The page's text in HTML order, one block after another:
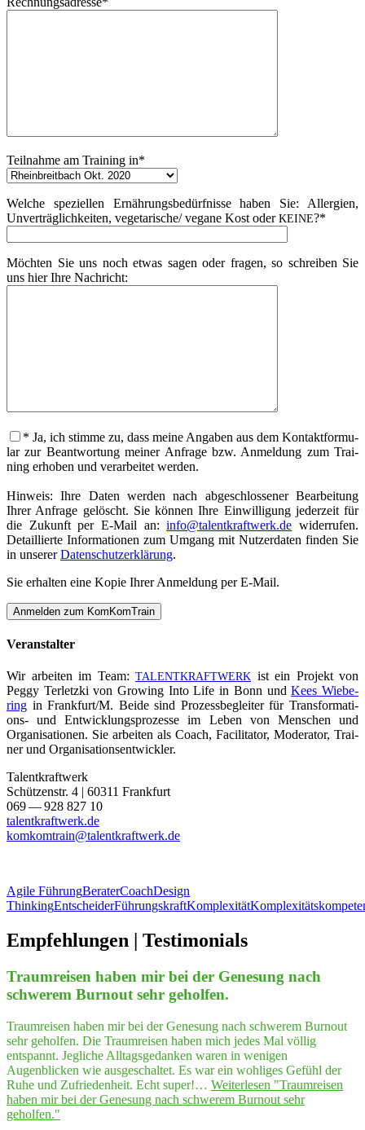
Teil­nah­me am Trai­ning in*
Wel­che spe­zi­el­len Ernäh­rungs­be­dürf­nis­se haben Sie: All­er­gien,
Unver­träg­lich­kei­ten, vegetarische/ vega­ne Kost oderKEINE?*
Möch­ten Sie uns noch etwas sagen oder fra­gen, so schrei­ben Sie
uns hier Ihre Nachricht:
* Ja, ich stim­me zu, dass mei­ne Anga­ben aus dem Kon­takt­for­mu­
lar zur Beant­wor­tung mei­ner Anfra­ge bzw. Anmel­dung zum Trai­
ning erho­ben und ver­ar­bei­tet wer­den.
Hin­weis: Ihre Daten wer­den nach abge­schlos­se­ner Bear­bei­tung
Ihrer Anfra­ge gelöscht. Sie kön­nen Ihre Ein­wil­li­gung jeder­zeit für
die Zukunft per E‑Mail an:info@talentkraftwerk.de wider­ru­fen.
Detail­lier­te Infor­ma­tio­nen zum Umgang mit Nut­zer­da­ten fin­den Sie
in unse­rerDaten­schutz­er­klä­rung.
Sie erhal­ten eine Kopie Ihrer Anmel­dung per E‑Mail.
Ver­an­stal­ter
Wir arbei­ten im Team: TALENTKRAFTWERK ist ein Pro­jekt von
Peg­gy Ter­letz­ki von Gro­wing Into Life in Bonn undKees Wie­be­
ring in Frankfurt/M. Bei­de sind Pro­zess­be­glei­ter für Trans­for­ma­ti­
ons- und Ent­wick­lungs­pro­zes­se im Leben von Men­schen und
Organi­sationen. Sie arbei­ten als Coach, Faci­li­ta­tor, Mode­ra­tor, Trai­
ner und Organisationsentwickler.
Tal­ent­kraft­werk
Schüt­zen­str. 4 | 60311 Frankfurt
069 — 928 827 10
tal​ent​kraft​werk​.de
komkomtrain@talentkraftwerk.de
Agile FührungBeraterCoachDesign
ThinkingEntscheiderFührungskraftKomplexität
Empfeh­lungen | Testimonials
Traum­rei­sen haben mir bei der Gene­sung nach
schwe­rem Burn­out sehr geholfen.
Traumreisen haben mir bei der Genesung nach schwerem Burnout
sehr geholfen. Die Traumreisen haben mich jedes Mal völlig
entspannt. Jegliche Alltagsgedanken waren in wenigen
Augenblicken wie ausgeschaltet. Es war ein wohliges Gefühl der
Ruhe und Zufriedenheit. Echt super!… Weiterlesen "Traum­rei­sen
haben mir bei der Gene­sung nach schwe­rem Burn­out sehr
geholfen."